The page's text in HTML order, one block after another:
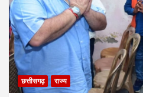
छत्तीसगढ़ राज्य